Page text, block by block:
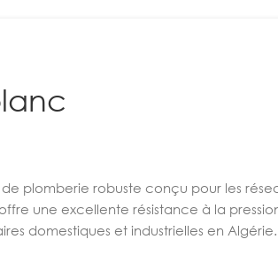
plomberie robuste conçu pour les
une excellente résistance à la
domestiques et industrielles en Algérie.